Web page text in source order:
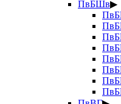
ПвБШв▶